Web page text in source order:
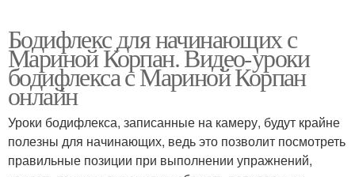
Бодифлекс для начинающих с
Мариной Корпан. Видео-уроки
бодифлекса с Мариной Корпан
онлайн
Уроки бодифлекса, записанные на камеру, будут крайне
полезны для начинающих, ведь это позволит посмотреть
правильные позиции при выполнении упражнений,